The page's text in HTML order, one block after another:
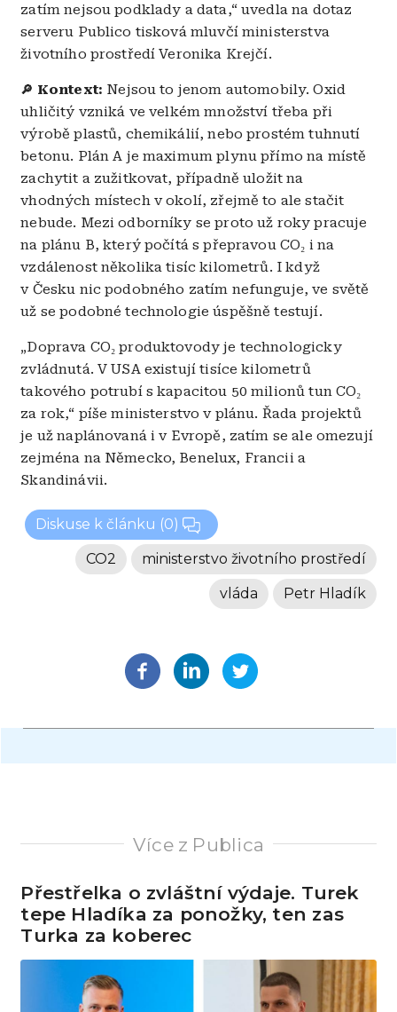
zatím nejsou podklady a data,“ uvedla na dotaz
serveru Publico tisková mluvčí ministerstva
životního prostředí Veronika Krejčí.
🔎 Kontext: Nejsou to jenom automobily. Oxid
uhličitý vzniká ve velkém množství třeba při
výrobě plastů, chemikálií, nebo prostém tuhnutí
betonu. Plán A je maximum plynu přímo na místě
zachytit a zužitkovat, případně uložit na
vhodných místech v okolí, zřejmě to ale stačit
nebude. Mezi odborníky se proto už roky pracuje
na plánu B, který počítá s přepravou CO₂ i na
vzdálenost několika tisíc kilometrů. I když
v Česku nic podobného zatím nefunguje, ve světě
už se podobné technologie úspěšně testují.
„Doprava CO₂ produktovody je technologicky
zvládnutá. V USA existují tisíce kilometrů
takového potrubí s kapacitou 50 milionů tun CO₂
za rok,“ píše ministerstvo v plánu. Řada projektů
je už naplánovaná i v Evropě, zatím se ale omezují
zejména na Německo, Benelux, Francii a
Skandinávii.
Diskuse k článku (0)
ministerstvo životního prostředí
CO2
Petr Hladík
vláda
Více z Publica
Přestřelka o zvláštní výdaje. Turek
tepe Hladíka za ponožky, ten zas
Turka za koberec